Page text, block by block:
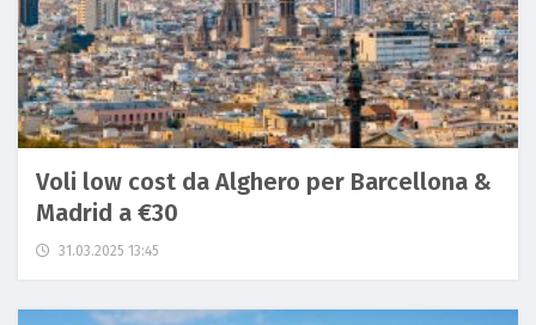
Voli low cost da Alghero per Barcellona &
Madrid a €30
31.03.2025 13:45